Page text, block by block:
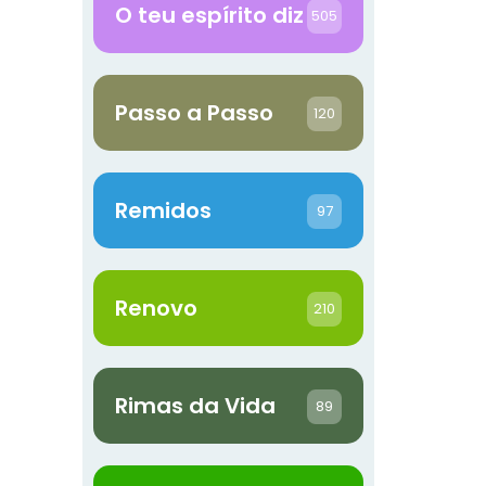
O teu espírito diz 505
Passo a Passo 120
Remidos 97
Renovo 210
Rimas da Vida 89